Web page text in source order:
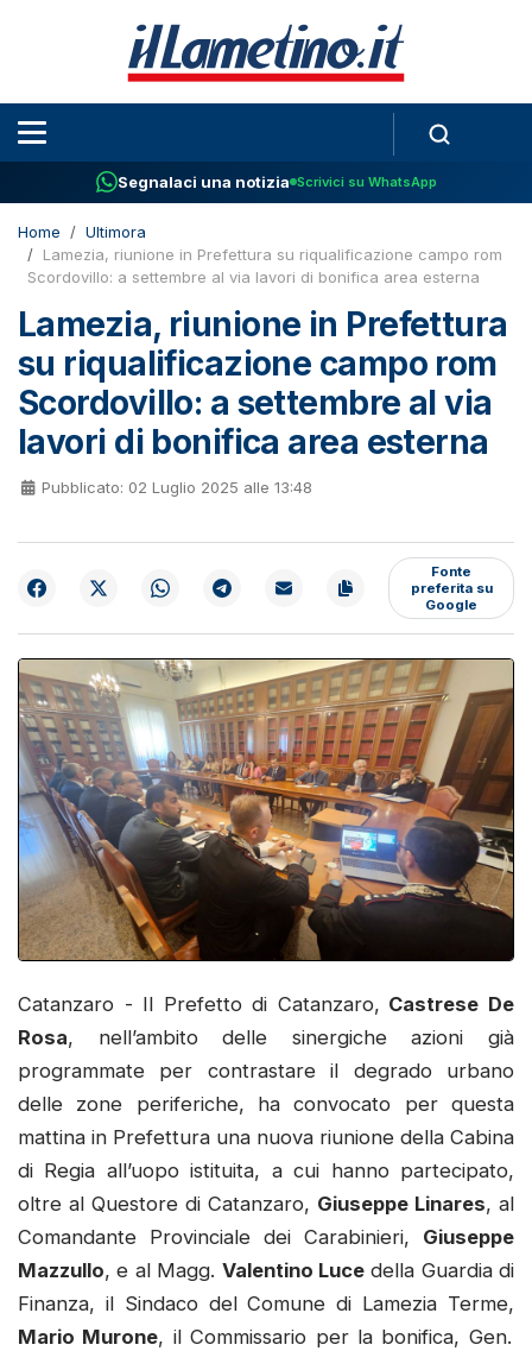
Segnalaci una notizia Scrivici su WhatsApp
Home
Ultimora
Lamezia, riunione in Prefettura su riqualificazione campo rom
Scordovillo: a settembre al via lavori di bonifica area esterna
Lamezia, riunione in Prefettura
su riqualificazione campo rom
Scordovillo: a settembre al via
lavori di bonifica area esterna
Pubblicato: 02 Luglio 2025 alle 13:48
Fonte
preferita su
Google
Catanzaro - Il Prefetto di Catanzaro, Castrese De
Rosa, nell’ambito delle sinergiche azioni già
programmate per contrastare il degrado urbano
delle zone periferiche, ha convocato per questa
mattina in Prefettura una nuova riunione della Cabina
di Regia all’uopo istituita, a cui hanno partecipato,
oltre al Questore di Catanzaro, Giuseppe Linares, al
Comandante Provinciale dei Carabinieri, Giuseppe
Mazzullo, e al Magg. Valentino Lucedella Guardia di
Finanza, il Sindaco del Comune di Lamezia Terme,
Mario Murone, il Commissario per la bonifica, Gen.